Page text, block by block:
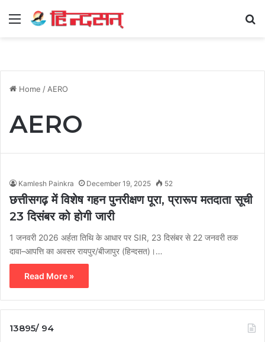
Menu
Home / AERO
AERO
Kamlesh Painkra December 19, 2025 52
छत्तीसगढ़ में विशेष गहन पुनरीक्षण पूरा, प्रारूप मतदाता सूची
23 दिसंबर को होगी जारी
1 जनवरी 2026 अर्हता तिथि के आधार पर SIR, 23 दिसंबर से 22 जनवरी तक
दावा–आपत्ति का अवसर रायपुर/बीजापुर (हिन्दसत)।…
Read More »
13895/ 94